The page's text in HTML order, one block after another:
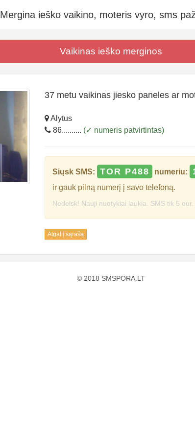
Mergina ieško vaikino, moteris vyro, sms
Vaikinas ieško merginos
37 metu vaikinas jiesko paneles ar
Alytus
86.......... (✓ numeris patvirtintas)
Siųsk SMS: TOR P488 numeriu:
ir gauk pilną numerį į savo telefoną.
Nedelsk! Nauji nuotykiai laukia. SMS tik 5 eur.
Atgal į sąrašą
© 2018 SMSPORA.LT